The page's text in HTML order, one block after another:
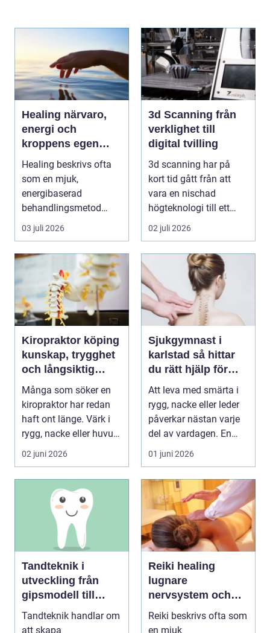
Healing närvaro,
energi och
kroppens egen
förmåga att läka
Healing beskrivs ofta
som en mjuk,
energibaserad
behandlingsmetod
som stödjer kroppens
egen läknings...
03 juli 2026
3d Scanning från
verklighet till
digital tvilling
3d scanning har på
kort tid gått från att
vara en nischad
högteknologi till ett
praktiskt verktyg fö...
02 juli 2026
Kiropraktor köping
kunskap, trygghet
och långsiktig
hjälp för ryggen
Många som söker en
kiropraktor har redan
haft ont länge. Värk i
rygg, nacke eller huvud
blir lätt en...
02 juni 2026
Sjukgymnast i
karlstad så hittar
du rätt hjälp för
smärta och besvär
Att leva med smärta i
rygg, nacke eller leder
påverkar nästan varje
del av vardagen. En
person som s...
01 juni 2026
Tandteknik i
utveckling från
gipsmodell till
digitalt arbetsflöde
Tandteknik handlar om
att skapa
Reiki healing
lugnare
nervsystem och
djupare
återhämtning
Reiki beskrivs ofta som
en mjuk